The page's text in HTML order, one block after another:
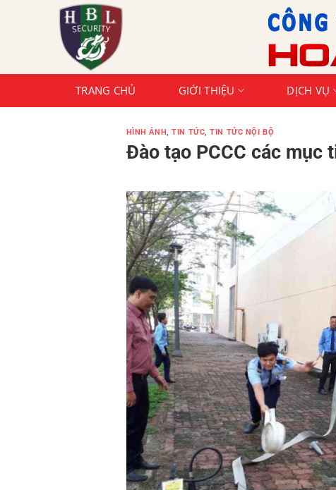
TRANG CHỦ GIỚI THIỆU DỊCH VỤ
HÌNH ẢNH,TIN TỨC,TIN TỨC NỘI BỘ
Đào tạo PCCC các mục